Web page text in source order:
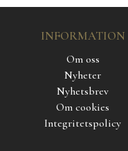
INFORMATION
Om oss
Nyheter
Nyhetsbrev
Om cookies
Integritetspolicy